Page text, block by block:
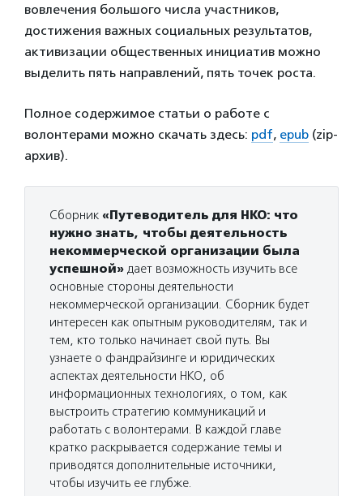
вовлечения большого числа участников,
достижения важных социальных результатов,
активизации общественных инициатив можно
выделить пять направлений, пять точек роста.
Полное содержимое статьи о работе с
волонтерами можно скачать здесь: pdf, epub (zip-
архив).
Сборник «Путеводитель для НКО: что
нужно знать, чтобы деятельность
некоммерческой организации была
успешной» дает возможность изучить все
основные стороны деятельности
некоммерческой организации. Сборник будет
интересен как опытным руководителям, так и
тем, кто только начинает свой путь. Вы
узнаете о фандрайзинге и юридических
аспектах деятельности НКО, об
информационных технологиях, о том, как
выстроить стратегию коммуникаций и
работать с волонтерами. В каждой главе
кратко раскрывается содержание темы и
приводятся дополнительные источники,
чтобы изучить ее глубже.